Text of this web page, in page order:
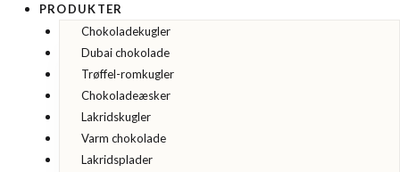
PRODUKTER
Chokoladekugler
Dubai chokolade
Trøffel-romkugler
Chokoladeæsker
Lakridskugler
Varm chokolade
Lakridsplader